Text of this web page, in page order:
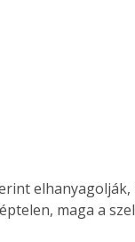
maga a